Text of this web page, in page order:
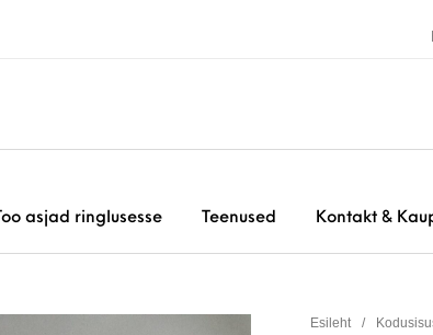
Too asjad ringlusesse Teenused Kontakt &
Esileht /